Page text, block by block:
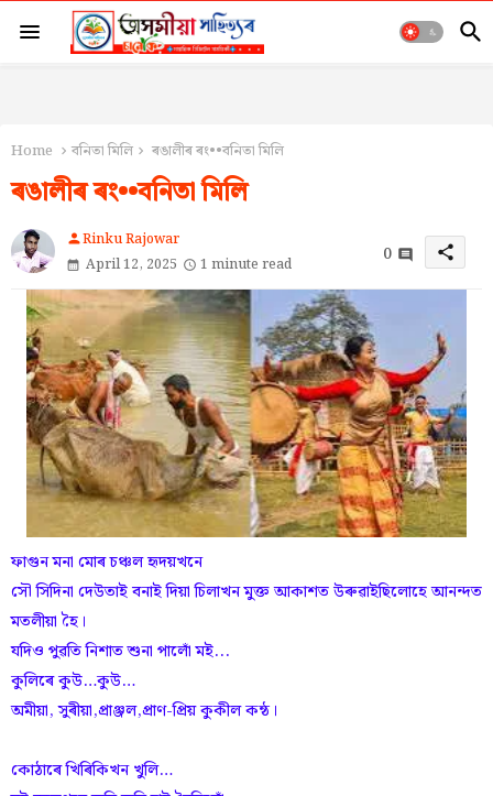
Home বনিতা মিলি ৰঙালীৰ ৰং••বনিতা মিলি
ৰঙালীৰ ৰং••বনিতা মিলি
personRinku Rajowar
April 12, 2025
1 minute read 0 share
ফাগুন মনা মোৰ চঞ্চল হৃদয়খনে
সৌ সিদিনা দেউতাই বনাই দিয়া চিলাখন মুক্ত আকাশত উৰুৱাইছিলোহে আনন্দত
মতলীয়া হৈ।
যদিও পুৱতি নিশাত শুনা পালোঁ মই...
কুলিৰে কুউ…কুউ…
অমীয়া, সুৰীয়া,প্ৰাঞ্জল,প্ৰাণ-প্ৰিয় কুকীল কন্ঠ।
কোঠাৰে খিৰিকিখন খুলি…